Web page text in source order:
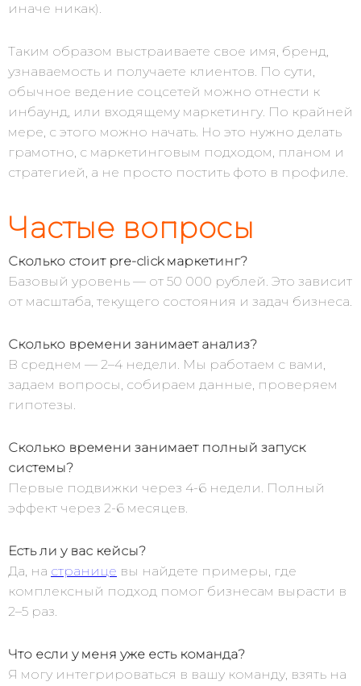
иначе никак).
Таким образом выстраиваете свое имя, бренд,
узнаваемость и получаете клиентов. По сути,
обычное ведение соцсетей можно отнести к
инбаунд, или входящему маркетингу. По крайней
мере, с этого можно начать. Но это нужно делать
грамотно, с маркетинговым подходом, планом и
стратегией, а не просто постить фото в профиле.
Частые вопросы
Сколько стоит pre-click маркетинг?
Базовый уровень — от 50 000 рублей. Это зависит
от масштаба, текущего состояния и задач бизнеса.
Сколько времени занимает анализ?
В среднем — 2–4 недели. Мы работаем с вами,
задаем вопросы, собираем данные, проверяем
гипотезы.
Сколько времени занимает полный запуск
системы?
Первые подвижки через 4-6 недели. Полный
эффект через 2-6 месяцев.
Есть ли у вас кейсы?
Да, на странице вы найдете примеры, где
комплексный подход помог бизнесам вырасти в
2–5 раз.
Что если у меня уже есть команда?
Я могу интегрироваться в вашу команду, взять на